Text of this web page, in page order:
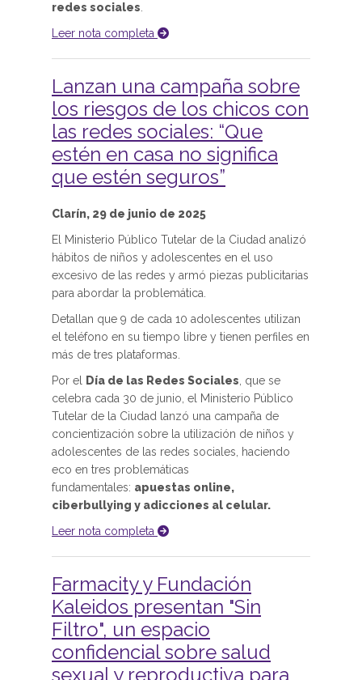
redes sociales
Leer nota completa
Lanzan una campaña sobre
los riesgos de los chicos con
las redes sociales: “Que
estén en casa no significa
que estén seguros”
Clarín, 29 de junio de 2025
El Ministerio Público Tutelar de la Ciudad analizó
hábitos de niños y adolescentes en el uso
excesivo de las redes y armó piezas publicitarias
para abordar la problemática.
Detallan que 9 de cada 10 adolescentes utilizan
el teléfono en su tiempo libre y tienen perfiles en
más de tres plataformas.
Por el
Día de las Redes Sociales , que se
celebra cada 30 de junio, el Ministerio Público
Tutelar de la Ciudad lanzó una campaña de
concientización sobre la utilización de niños y
adolescentes de las redes sociales, haciendo
eco en tres problemáticas
fundamentales: apuestas online,
ciberbullying y adicciones al celular.
Leer nota completa
Farmacity y Fundación
Kaleidos presentan "Sin
Filtro", un espacio
confidencial sobre salud
sexual y reproductiva para